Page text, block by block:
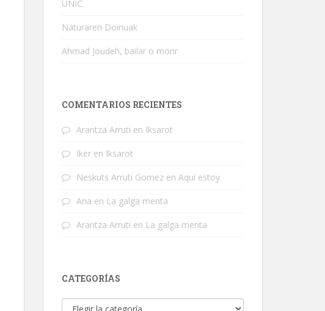
UNIC
Naturaren Doinuak
Ahmad Joudeh, bailar o morir
COMENTARIOS RECIENTES
Arantza Arruti en Iksarot
Iker en Iksarot
Neskuts Arruti Gomez en Aquí estoy
Ana en La galga menta
Arantza Arruti en La galga menta
CATEGORÍAS
Categorías